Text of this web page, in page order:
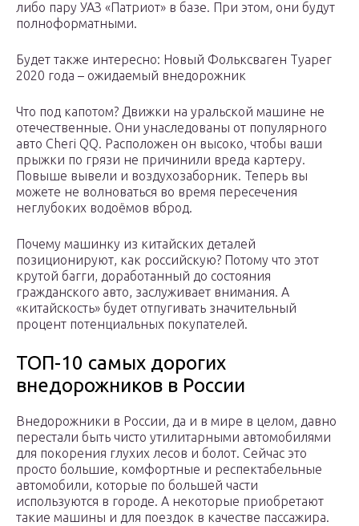
либо пару УАЗ «Патриот» в базе. При этом, они будут
полноформатными.
Будет также интересно: Новый Фольксваген Туарег
2020 года – ожидаемый внедорожник
Что под капотом? Движки на уральской машине не
отечественные. Они унаследованы от популярного
авто Cheri QQ. Расположен он высоко, чтобы ваши
прыжки по грязи не причинили вреда картеру.
Повыше вывели и воздухозаборник. Теперь вы
можете не волноваться во время пересечения
неглубоких водоёмов вброд.
Почему машинку из китайских деталей
позиционируют, как российскую? Потому что этот
крутой багги, доработанный до состояния
гражданского авто, заслуживает внимания. А
«китайскость» будет отпугивать значительный
процент потенциальных покупателей.
ТОП-10 самых дорогих
внедорожников в России
Внедорожники в России, да и в мире в целом, давно
перестали быть чисто утилитарными автомобилями
для покорения глухих лесов и болот. Сейчас это
просто большие, комфортные и респектабельные
автомобили, которые по большей части
используются в городе. А некоторые приобретают
такие машины и для поездок в качестве пассажира.